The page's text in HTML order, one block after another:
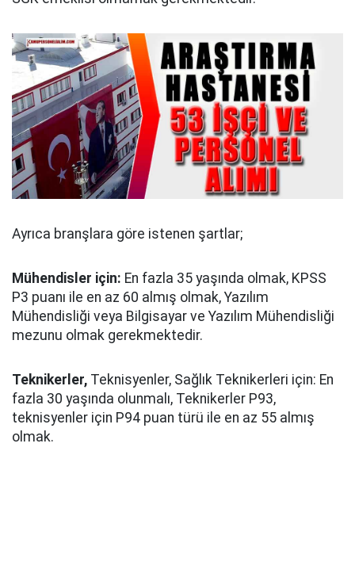
Ayrıca branşlara göre istenen şartlar;
Mühendisler için: En fazla 35 yaşında olmak, KPSS
P3 puanı ile en az 60 almış olmak, Yazılım
Mühendisliği veya Bilgisayar ve Yazılım Mühendisliği
mezunu olmak gerekmektedir.
Teknikerler, Teknisyenler, Sağlık Teknikerleri için: En
fazla 30 yaşında olunmalı, Teknikerler P93,
teknisyenler için P94 puan türü ile en az 55 almış
olmak.